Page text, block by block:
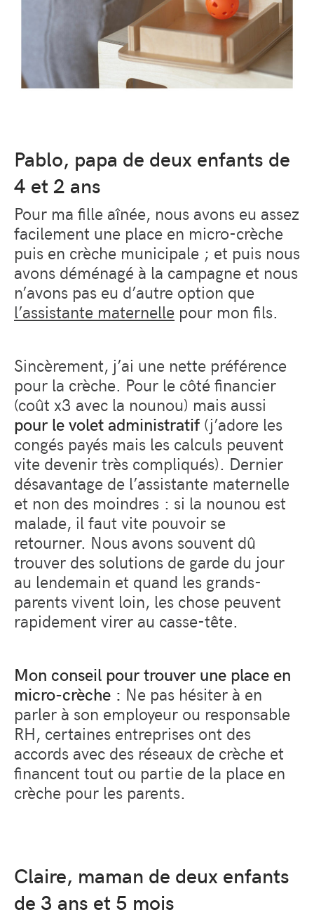
Pablo, papa de deux enfants de
4 et 2 ans
Pour ma fille aînée, nous avons eu assez
facilement une place en micro-crèche
puis en crèche municipale ; et puis nous
avons déménagé à la campagne et nous
n’avons pas eu d’autre option que
l’assistante maternelle pour mon fils.
Sincèrement, j’ai une nette préférence
pour la crèche. Pour le côté financier
(coût x3 avec la nounou) mais aussi
pour le volet administratif (j’adore les
congés payés mais les calculs peuvent
vite devenir très compliqués). Dernier
désavantage de l’assistante maternelle
et non des moindres : si la nounou est
malade, il faut vite pouvoir se
retourner. Nous avons souvent dû
trouver des solutions de garde du jour
au lendemain et quand les grands-
parents vivent loin, les chose peuvent
rapidement virer au casse-tête.
Mon conseil pour trouver une place en
micro-crèche : Ne pas hésiter à en
parler à son employeur ou responsable
RH, certaines entreprises ont des
accords avec des réseaux de crèche et
financent tout ou partie de la place en
crèche pour les parents.
Claire, maman de deux enfants
de 3 ans et 5 mois